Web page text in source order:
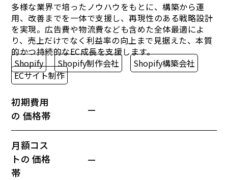
多様な業界で培ったノウハウをもとに、構築から運
用、改善までを一体で支援し、再現性のある戦略設計
を実現。広告費や物流費なども含めた全体最適によ
り、売上だけでなく利益率の向上まで見据えた、本質
的かつ持続的なEC成長を支援します。
Shopify
Shopify制作会社
Shopify構築会社
ECサイト制作
初期費用
の 価格帯
—
月額コス
トの 価格
帯
—